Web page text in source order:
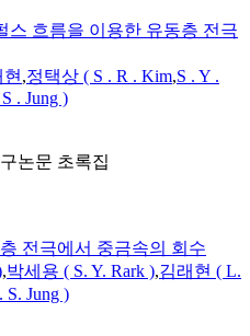
스 흐름을 이용한 유동층 전극
현,정택상 ( S . R . Kim,S . Y .
S . Jung )
논문 초록집
전극에서 중금속의 회수
,박세용 ( S. Y. Rark ),김래현 ( L.
S. Jung )